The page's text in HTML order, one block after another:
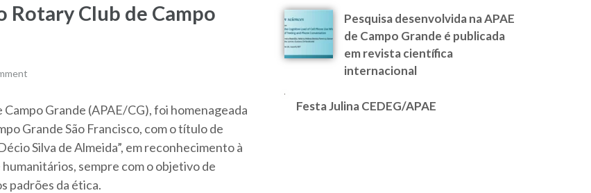
Rotary Club de Campo
Grande (APAE/CG), foi homenageada
Grande São Francisco, com o título de
Silva de Almeida”, em reconhecimento à
sempre com o objetivo de
padrões da ética.
Pesquisa desenvolvida na APAE
de Campo Grande é publicada
em revista científica
internacional
Festa Julina CEDEG/APAE